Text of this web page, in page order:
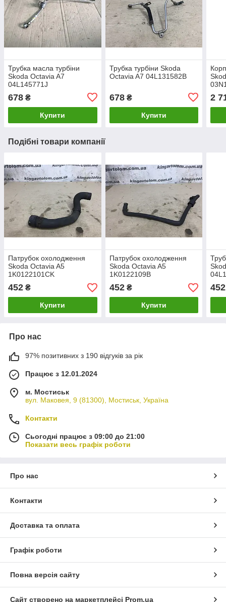
Трубка масла турбіни
Skoda Octavia A7
04L145771J
678 ₴
Купити
Трубка турбіни Skoda
Octavia A7 04L131582B
678₴
Купити
2
Подібні товари компанії
Патрубок охолодження
Skoda Octavia A5
1K0122101CK
452 ₴
Купити
Патрубок охолодження
Skoda Octavia A5
1K0122109B
452₴
Купити
452
Про нас
97% позитивних з 190 відгуків за рік
Працює з 12.01.2024
м. Мостиськ
вул. Маковея, 9 (81300), Мостиськ, Україна
Контакти
Сьогодні працює з 09:00 до 21:00
Показати весь графік роботи
Про нас
Контакти
Доставка та оплата
Графік роботи
Повна версія сайту
Сайт створено на маркетплейсі Prom.ua